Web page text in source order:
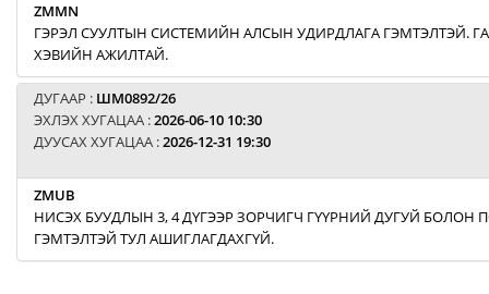
ZMMN
ГЭРЭЛ СУУЛТЫН СИСТЕМИЙН АЛСЫН УДИРДЛАГА ГЭМТЭЛТЭЙ.
ХЭВИЙН АЖИЛТАЙ.
ДУГААР : ШМ0892/26
ЭХЛЭХ ХУГАЦАА :2026-06-10 10:30
ДУУСАХ ХУГАЦАА :2026-12-31 19:30
ZMUB
НИСЭХ БУУДЛЫН 3, 4 ДҮГЭЭР ЗОРЧИГЧ ГҮҮРНИЙ ДУГУЙ БОЛОН
ГЭМТЭЛТЭЙ ТУЛ АШИГЛАГДАХГҮЙ.